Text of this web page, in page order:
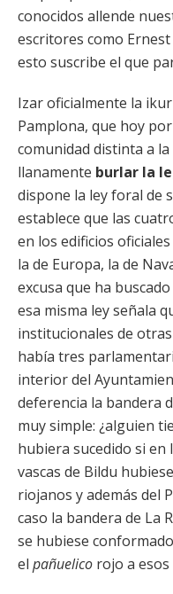
conocidos allende
escritores como
esto suscribe el que
Izar oficialmente la
Pamplona, que hoy
comunidad distinta a la
llanamente burlar la
dispone la ley foral de
establece que las
en los edificios
la de Europa, la de
excusa que ha
esa misma ley señala
institucionales de
había tres
interior del
deferencia la bandera
muy simple: ¿alguien
hubiera sucedido si
vascas de Bildu
riojanos y además del
caso la bandera de La
se hubiese
el pañuelico rojo a